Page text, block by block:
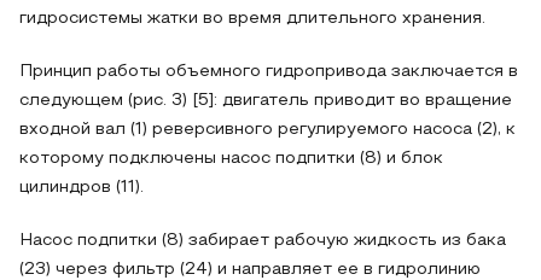
гидросистемы жатки во время длительного хранения.
Принцип работы объемного гидропривода заключается в
следующем (рис. 3) [5]: двигатель приводит во вращение
входной вал (1) реверсивного регулируемого насоса (2), к
которому подключены насос подпитки (8) и блок
цилиндров (11).
Насос подпитки (8) забирает рабочую жидкость из бака
(23) через фильтр (24) и направляет ее в гидролинию